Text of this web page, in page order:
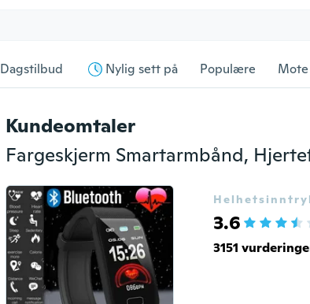
Dagstilbud Nylig sett på Populære Mote
Kundeomtaler
3.6
3151